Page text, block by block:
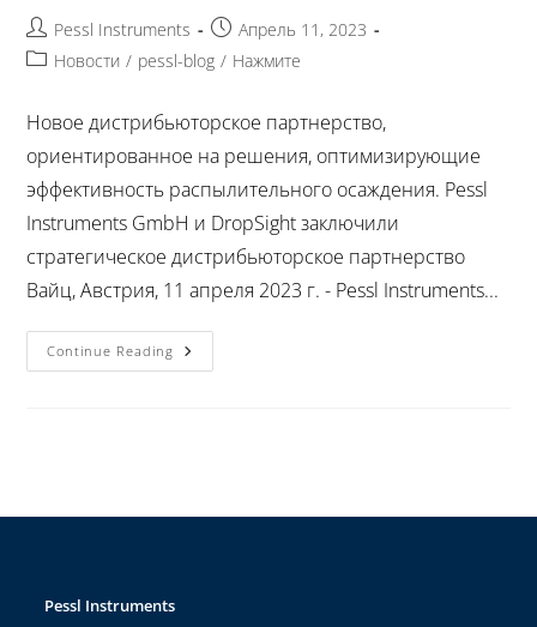
Pessl Instruments
Апрель 11, 2023
Новости / pessl-blog / Нажмите
Новое дистрибьюторское партнерство,
ориентированное на решения, оптимизирующие
эффективность распылительного осаждения. Pessl
Instruments GmbH и DropSight заключили
стратегическое дистрибьюторское партнерство
Вайц, Австрия, 11 апреля 2023 г. - Pessl Instruments...
Continue Reading
Pessl Instruments